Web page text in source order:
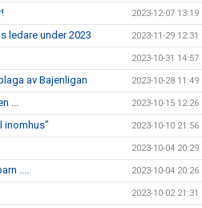
2023-12-07 13:19
ledare under 2023 2023-11-29 12:31
2023-10-31 14:57
av Bajenligan 2023-10-28 11:49
... 2023-10-15 12:26
inomhus" 2023-10-10 21:56
2023-10-04 20:29
.... 2023-10-04 20:26
2023-10-02 21:31